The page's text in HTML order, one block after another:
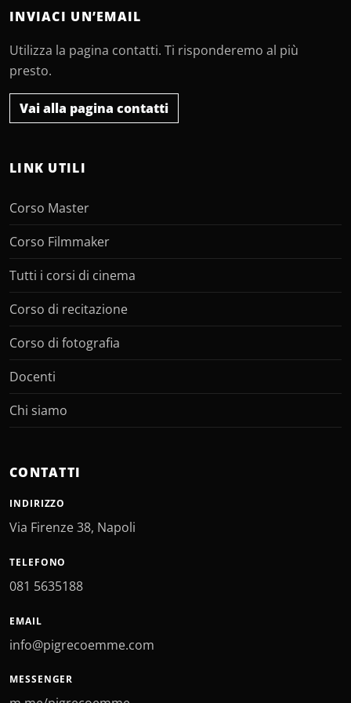
INVIACI UN’EMAIL
Utilizza la pagina contatti. Ti risponderemo al più
presto.
Vai alla pagina contatti
LINK UTILI
Corso Master
Corso Filmmaker
Tutti i corsi di cinema
Corso di recitazione
Corso di fotografia
Docenti
Chi siamo
CONTATTI
INDIRIZZO
Via Firenze 38, Napoli
TELEFONO
081 5635188
EMAIL
info@pigrecoemme.com
MESSENGER